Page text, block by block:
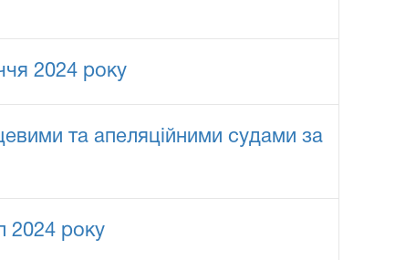
2024 року
та апеляційними судами за
2024 року